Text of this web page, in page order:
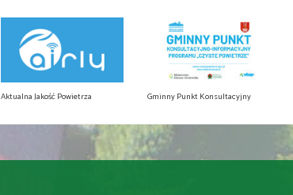
Aktualna Jakość Powietrza Gminny Punkt Konsultacyjny